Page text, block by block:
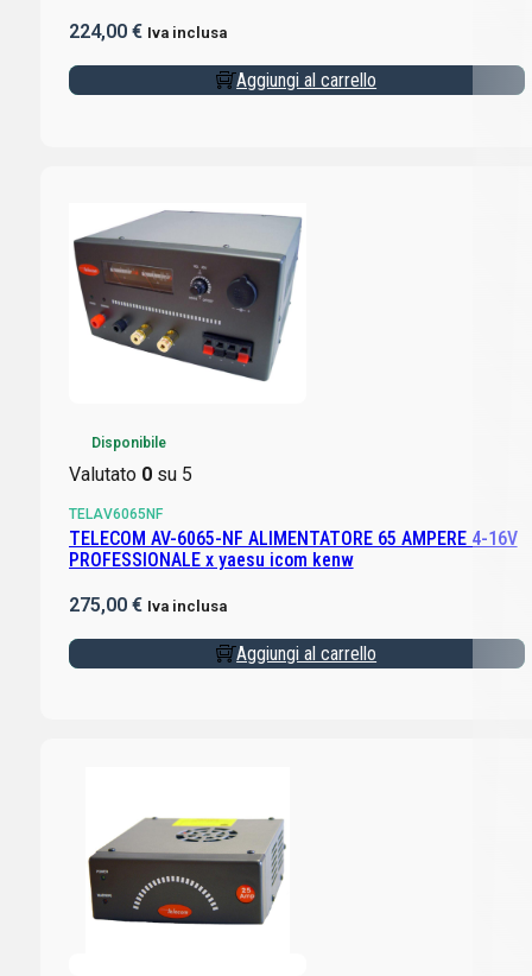
224,00 € Iva inclusa
Aggiungi al carrello
Disponibile
Valutato 0su 5
TELAV6065NF
TELECOM AV-6065-NF ALIMENTATORE 65 AMPERE 4-16V
PROFESSIONALE x yaesu icom kenw
275,00 € Iva inclusa
Aggiungi al carrello